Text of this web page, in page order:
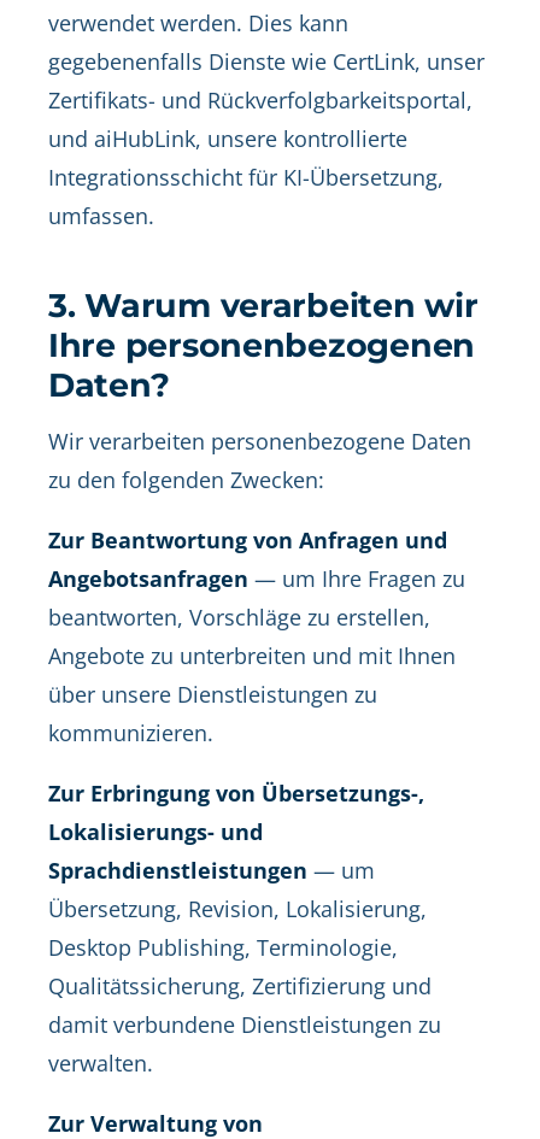
verwendet werden. Dies kann
gegebenenfalls Dienste wie CertLink, unser
Zertifikats- und Rückverfolgbarkeitsportal,
und aiHubLink, unsere kontrollierte
Integrationsschicht für KI-Übersetzung,
umfassen.
3. Warum verarbeiten wir
Ihre personenbezogenen
Daten?
Wir verarbeiten personenbezogene Daten
zu den folgenden Zwecken:
Zur Beantwortung von Anfragen und
Angebotsanfragen — um Ihre Fragen zu
beantworten, Vorschläge zu erstellen,
Angebote zu unterbreiten und mit Ihnen
über unsere Dienstleistungen zu
kommunizieren.
Zur Erbringung von Übersetzungs-,
Lokalisierungs- und
Sprachdienstleistungen — um
Übersetzung, Revision, Lokalisierung,
Desktop Publishing, Terminologie,
Qualitätssicherung, Zertifizierung und
damit verbundene Dienstleistungen zu
verwalten.
Zur Verwaltung von